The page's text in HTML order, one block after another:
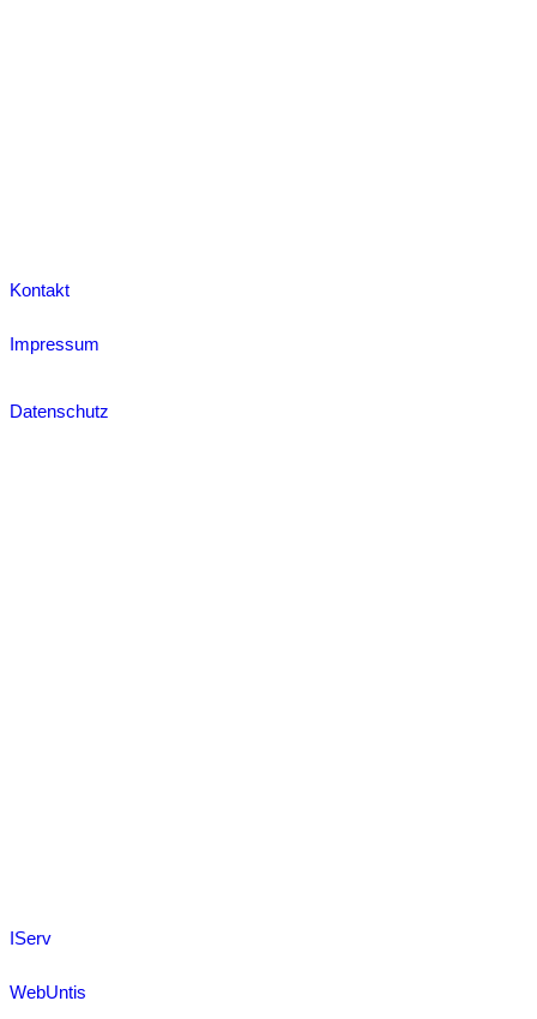
Kontakt
Impressum
Datenschutz
IServ
WebUntis